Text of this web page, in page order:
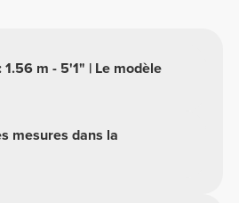
mesures dans la
m - 5'1" | Le modèle